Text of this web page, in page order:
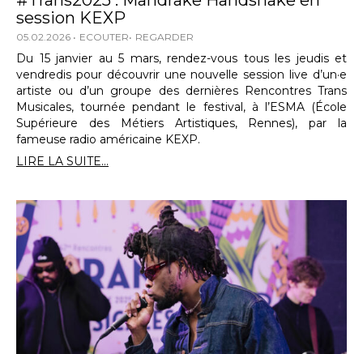
session KEXP
05.02.2026 ECOUTER REGARDER
Du 15 janvier au 5 mars, rendez-vous tous les jeudis et
vendredis pour découvrir une nouvelle session live d’un·e
artiste ou d’un groupe des dernières Rencontres Trans
Musicales, tournée pendant le festival, à l’ESMA (École
Supérieure des Métiers Artistiques, Rennes), par la
fameuse radio américaine KEXP.
LIRE LA SUITE...